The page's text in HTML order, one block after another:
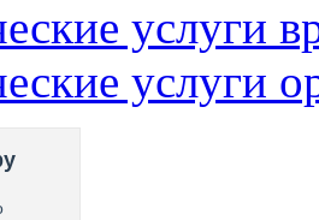
услуги
услуги